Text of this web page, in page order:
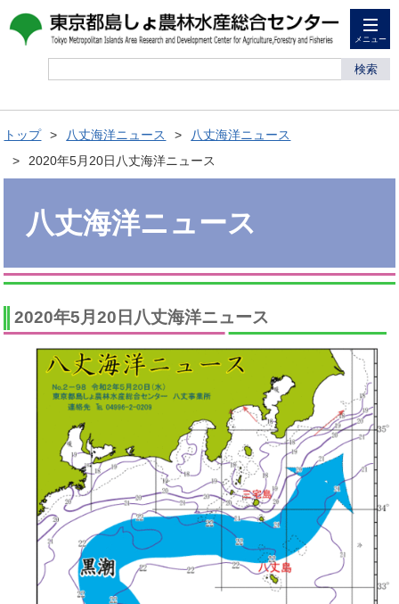
メニュー
検索
トップ 八丈海洋ニュース
八丈海洋ニュース
2020年5月20日八丈海洋ニュース
八丈海洋ニュース
2020年5月20日八丈海洋ニュース